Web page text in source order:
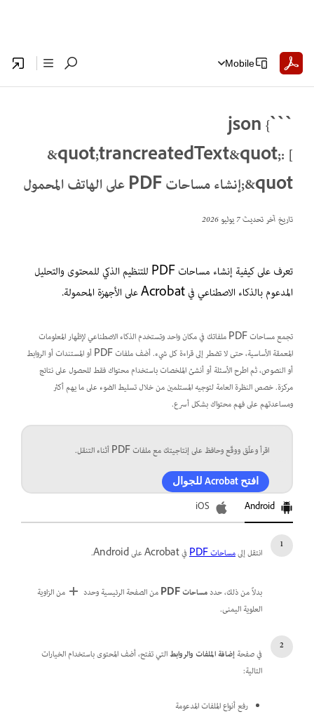
Mobile
```json {
&quot;trancreatedText&quot;: [
&quot;إنشاء مساحات PDF على الهاتف المحمول
تاريخ آخر تحديث7 يوليو 2026
تعرف على كيفية إنشاء مساحات PDF للتنظيم الذكي للمحتوى والتحليل
المدعوم بالذكاء الاصطناعي في Acrobat على الأجهزة المحمولة.
تجمع مساحات PDF ملفاتك في مكان واحد وتستخدم الذكاء الاصطناعي لإظهار المعلومات
المعمقة الأساسية، حتى لا تضطر إلى قراءة كل شيء. أضف ملفات PDF أو المستندات أو الروابط
أو النصوص، ثم اطرح الأسئلة أو أنشئ الملخصات باستخدام محتواك فقط للحصول على نتائج
مركزة. خصص النظرة العامة لتوجيه المستلمين من خلال تسليط الضوء على ما يهم أكثر
ومساعدتهم على فهم محتواك بشكل أسرع.
اقرأ وعلّق ووقّع وحافظ على إنتاجيتك مع ملفات PDF أثناء التنقل.
افتح Acrobat للجوال
Android
iOS
انتقل إلىمساحات PDF في Acrobat على Android.
بدلاً من ذلك، حددمساحات PDF من الصفحة الرئيسية وحدد
من الزاوية
العلوية اليمنى.
في صفحةإضافة الملفات والروابطالتي تفتح، أضف المحتوى باستخدام الخيارات
التالية:
رفع أنواع الملفات المدعومة